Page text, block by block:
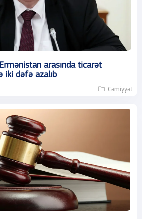
arasında ticarət
iki dəfə azalıb
Cəmiyyət